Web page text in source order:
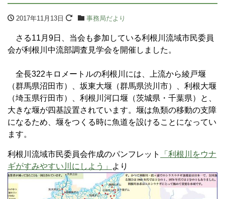
2017年11月13日 事務局だより
さる11月9日、当会も参加している利根川流域市民委員
会が利根川中流部調査見学会を開催しました。
全長322キロメートルの利根川には、上流から綾戸堰
（群馬県沼田市）、坂東大堰（群馬県渋川市）、利根大堰
（埼玉県行田市）、利根川河口堰（茨城県・千葉県）と、
大きな堰が四基設置されています。堰は魚類の移動の支障
になるため、堰をつくる時に魚道を設けることになってい
ます。
利根川流域市民委員会作成のパンフレット
「利根川をウナ
ギがすみやすい川にしよう」
より